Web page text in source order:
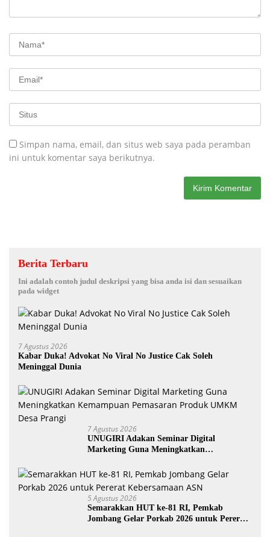
Simpan nama, email, dan situs web saya pada peramban
ini untuk komentar saya berikutnya.
Berita Terbaru
Ini adalah contoh judul deskripsi yang bisa anda isi dan sesuaikan
pada widget
7 Agustus 2026
Kabar Duka! Advokat No Viral No Justice Cak Soleh
Meninggal Dunia
7 Agustus 2026
UNUGIRI Adakan Seminar Digital
Marketing Guna Meningkatkan
Desa Prangi
5 Agustus 2026
Semarakkan HUT ke-81 RI, Pemkab
Jombang Gelar Porkab 2026 untuk Pererat